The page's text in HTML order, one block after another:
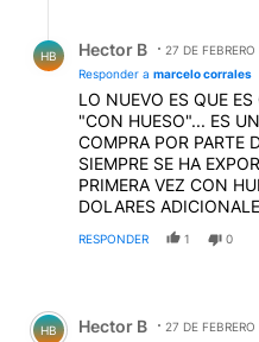
HB Hector B
27 DE
Responder a marcelo corrales
LO NUEVO ES QUE
"CON HUESO"... ES
COMPRA POR PARTE
SIEMPRE SE HA
PRIMERA VEZ CON
DOLARES
RESPONDER 1 0
Comentario de Hector B.
HB Hector B 27 DE